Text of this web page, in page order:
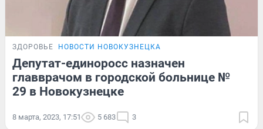
ЗДОРОВЬЕ НОВОСТИ НОВОКУЗНЕЦКА
Депутат-единоросс назначен
главврачом в городской больнице №
29 в Новокузнецке
8 марта, 2023, 17:51 5 683 3